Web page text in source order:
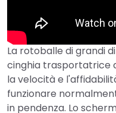
La rotoballe di grandi
cinghia trasportatrice
la velocità e
funzionare
in pendenza. Lo